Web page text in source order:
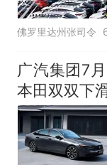
佛罗里达州张司令
广汽集团7
本田双双下